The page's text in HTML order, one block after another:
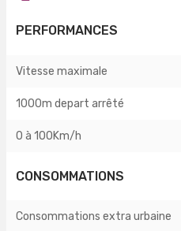
PERFORMANCES
Vitesse maximale
1000m depart arrêté
0 à 100Km/h
CONSOMMATIONS
Consommations extra urbaine